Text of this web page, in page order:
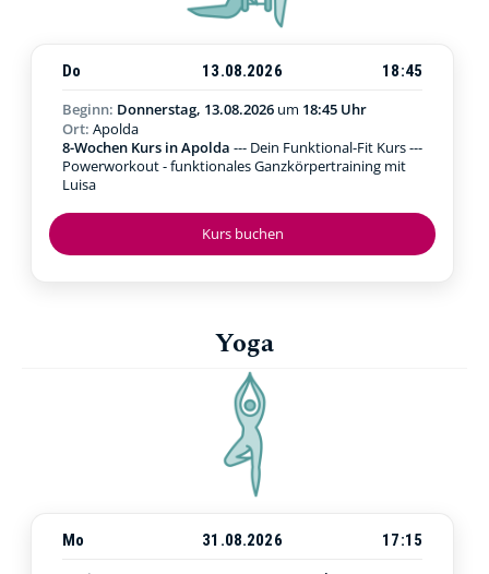
Kurs buchen
Do 13.08.2026
18:45
Beginn: Donnerstag, 13.08.2026 um 18:45 Uhr
Ort: Apolda
8-Wochen Kurs in Apolda --- Dein Funktional-Fit Kurs ---
Powerworkout - funktionales Ganzkörpertraining mit
Luisa
Yoga
Mo 31.08.2026
17:15